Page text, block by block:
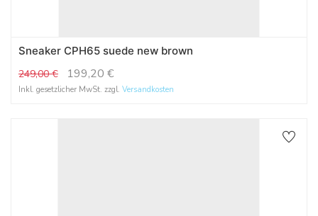
Sneaker CPH65 suede new brown
249,00€ 199,20 €
Inkl. gesetzlicher MwSt. zzgl. Versandkosten